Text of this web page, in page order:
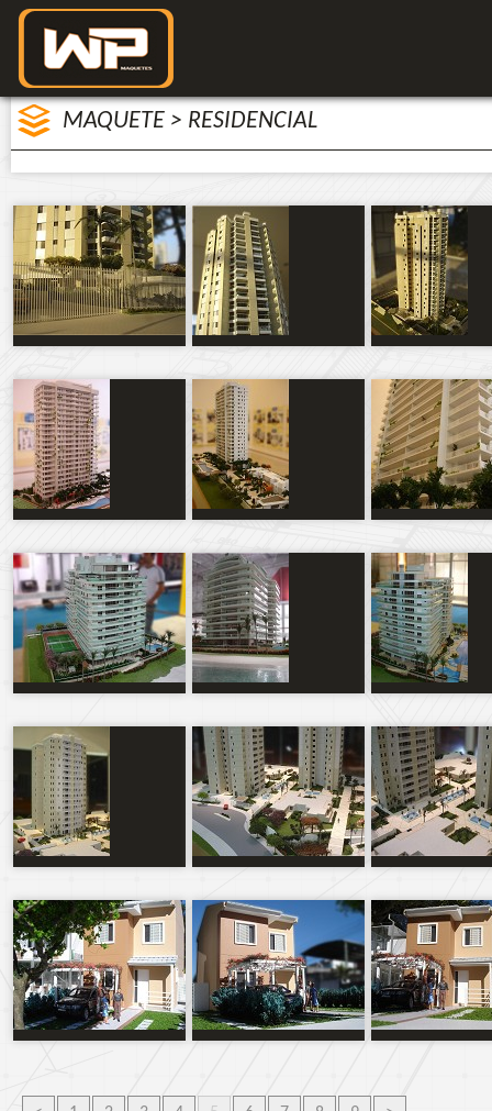
MAQUETE > RESIDENCIAL